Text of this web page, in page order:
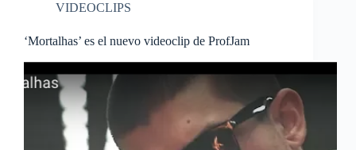
VIDEOCLIPS
‘Mortalhas’ es el nuevo videoclip de ProfJam